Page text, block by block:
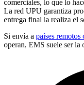
comerciales, lo que lo
La red UPU garantiza
entrega final la realiza el
Si envía a países remotos
operan, EMS suele ser la